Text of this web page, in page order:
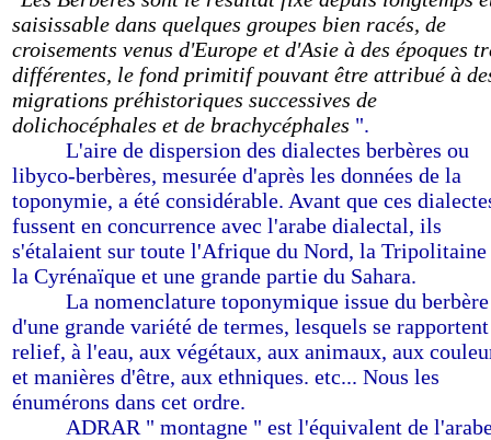
saisissable dans quelques groupes bien racés, de
croisements venus d'Europe et d'Asie à des époques
différentes, le fond primitif pouvant être attribué à
migrations préhistoriques successives de
dolichocéphales et de brachycéphales ".
L'aire de dispersion des dialectes berbères ou
libyco-berbères, mesurée d'après les données de la
toponymie, a été considérable. Avant que ces
fussent en concurrence avec l'arabe dialectal, ils
s'étalaient sur toute l'Afrique du Nord, la Tripolitaine
la Cyrénaïque et une grande partie du Sahara.
La nomenclature toponymique issue du
d'une grande variété de termes, lesquels se
relief, à l'eau, aux végétaux, aux animaux, aux
et manières d'être, aux ethniques. etc... Nous les
énumérons dans cet ordre.
ADRAR " montagne " est l'équivalent de